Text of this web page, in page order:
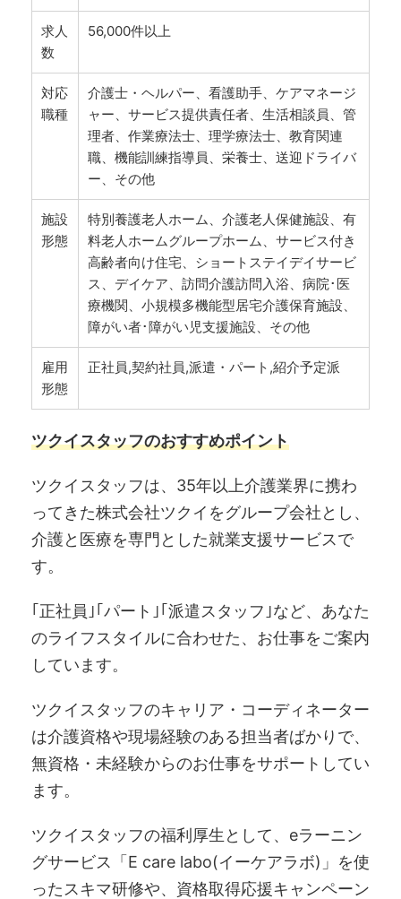
求人
数
56,000件以上
対応
職種
介護士・ヘルパー、看護助手、ケアマネージ
ャー、サービス提供責任者、生活相談員、管
理者、作業療法士、理学療法士、教育関連
職、機能訓練指導員、栄養士、送迎ドライバ
ー、その他
施設
形態
特別養護老人ホーム、介護老人保健施設、有
料老人ホームグループホーム、サービス付き
高齢者向け住宅、ショートステイデイサービ
ス、デイケア、訪問介護訪問入浴、病院･医
療機関、小規模多機能型居宅介護保育施設、
障がい者･障がい児支援施設、その他
雇用
形態
正社員,契約社員,派遣・パート,紹介予定派
ツクイスタッフのおすすめポイント
ツクイスタッフは、35年以上介護業界に携わ
ってきた株式会社ツクイをグループ会社とし、
介護と医療を専門とした就業支援サービスで
す。
｢正社員｣｢パート｣｢派遣スタッフ｣など、あなた
のライフスタイルに合わせた、お仕事をご案内
しています。
ツクイスタッフのキャリア・コーディネーター
は介護資格や現場経験のある担当者ばかりで、
無資格・未経験からのお仕事をサポートしてい
ます。
ツクイスタッフの福利厚生として、eラーニン
グサービス「E care labo(イーケアラボ)」を使
ったスキマ研修や、資格取得応援キャンペーン